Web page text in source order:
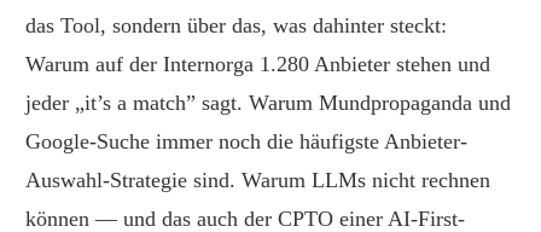
das Tool, sondern über das, was dahinter steckt:
Warum auf der Internorga 1.280 Anbieter stehen und
jeder „it’s a match” sagt. Warum Mundpropaganda und
Google-Suche immer noch die häufigste Anbieter-
Auswahl-Strategie sind. Warum LLMs nicht rechnen
können — und das auch der CPTO einer AI-First-